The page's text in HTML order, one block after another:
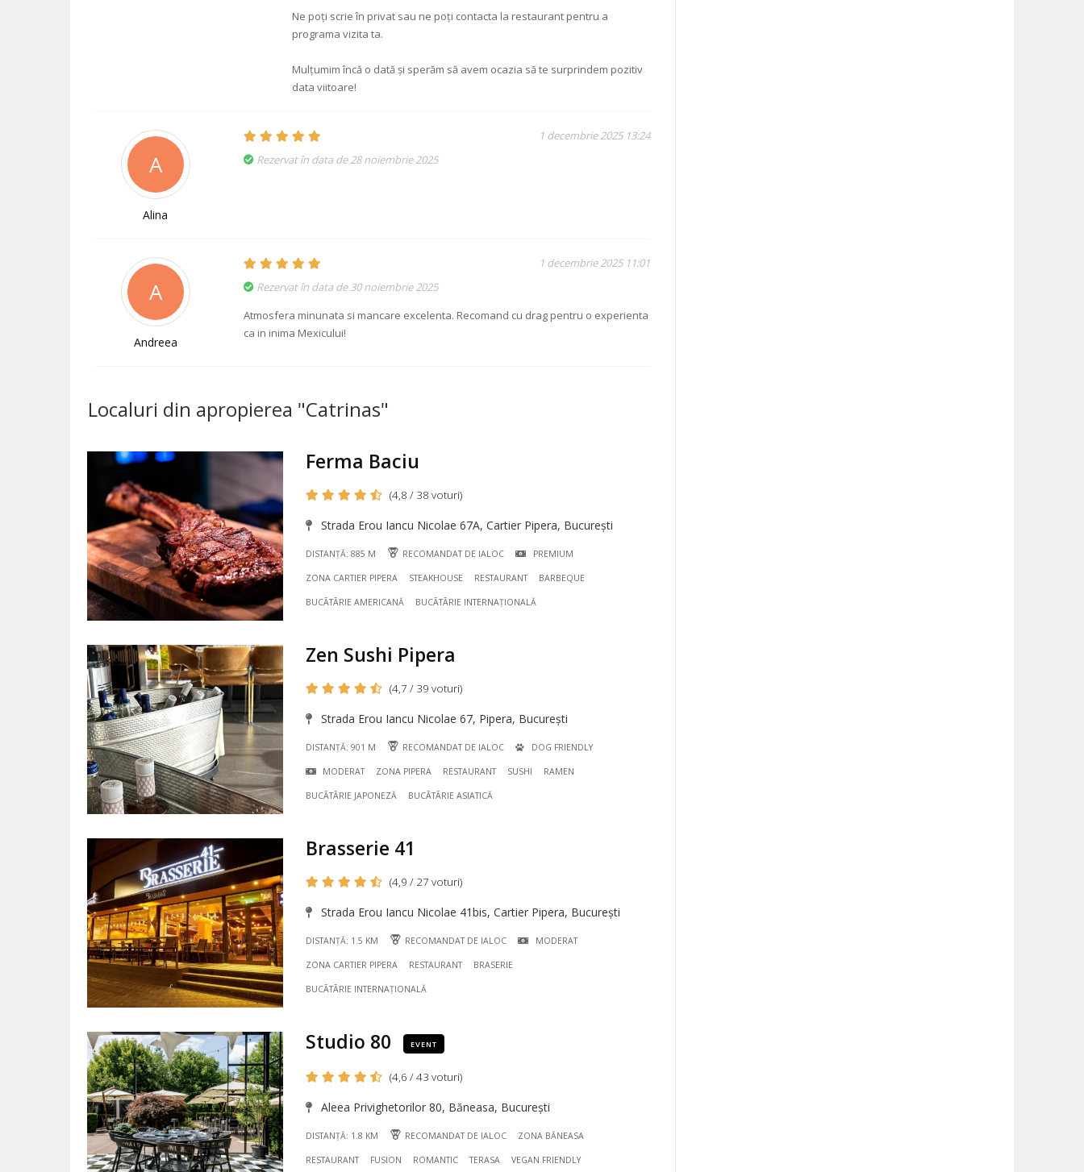
Ne poți scrie în privat sau ne poți contacta la restaurant pentru a
programa vizita ta.
Mulțumim încă o dată și sperăm să avem ocazia să te surprindem pozitiv
data viitoare!
A
Alina
1 decembrie 2025 13:24
Rezervat în data de 28 noiembrie 2025
A
Andreea
1 decembrie 2025 11:01
Rezervat în data de 30 noiembrie 2025
Atmosfera minunata si mancare excelenta. Recomand cu drag pentru o experienta
ca in inima Mexicului!
Localuri din apropierea "Catrinas"
Ferma Baciu
(4,8 / 38 voturi)
Strada Erou Iancu Nicolae 67A, Cartier Pipera, București
DISTANȚĂ: 885 M RECOMANDAT DE IALOC PREMIUM
ZONA CARTIER PIPERA STEAKHOUSE RESTAURANT BARBEQUE
BUCÃTÃRIE AMERICANĂ BUCÃTÃRIE INTERNAȚIONALĂ
Zen Sushi Pipera
(4,7 / 39 voturi)
Strada Erou Iancu Nicolae 67, Pipera, București
DISTANȚĂ: 901 M RECOMANDAT DE IALOC DOG FRIENDLY
MODERAT ZONA PIPERA RESTAURANT SUSHI RAMEN
BUCÃTÃRIE JAPONEZĂ BUCÃTÃRIE ASIATICĂ
Brasserie 41
(4,9 / 27 voturi)
Strada Erou Iancu Nicolae 41bis, Cartier Pipera, București
DISTANȚĂ: 1.5 KM RECOMANDAT DE IALOC MODERAT
ZONA CARTIER PIPERA RESTAURANT BRASERIE
BUCÃTÃRIE INTERNAȚIONALĂ
Studio 80 EVENT
(4,6 / 43 voturi)
Aleea Privighetorilor 80, Băneasa, București
DISTANȚĂ: 1.8 KM RECOMANDAT DE IALOC ZONA BĂNEASA
RESTAURANT FUSION ROMANTIC TERASA VEGAN FRIENDLY